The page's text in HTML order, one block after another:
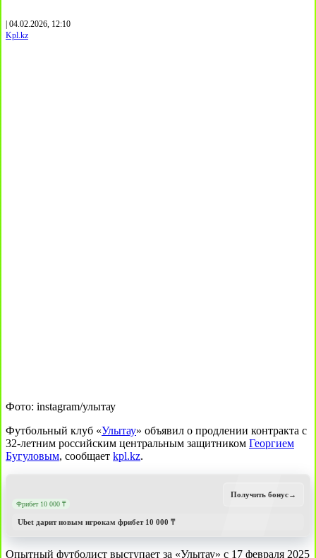
| 04.02.2026, 12:10
Kpl.kz
Фото: instagram/улытау
Футбольный клуб «Улытау» объявил о продлении контракта с
32-летним российским центральным защитником Георгием
Бугуловым, сообщает kpl.kz.
Фрибет 10 000 ₸
Ubet дарит новым игрокам фрибет 10 000 ₸
Получить бонус→
Опытный футболист выступает за «Улытау» с 17 февраля 2025